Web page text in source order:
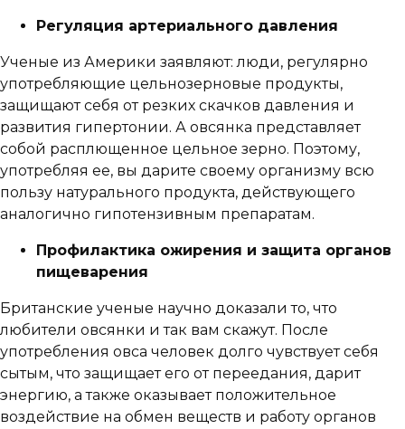
Регуляция артериального давления
Ученые из Америки заявляют: люди, регулярно
употребляющие цельнозерновые продукты,
защищают себя от резких скачков давления и
развития гипертонии. А овсянка представляет
собой расплющенное цельное зерно. Поэтому,
употребляя ее, вы дарите своему организму всю
пользу натурального продукта, действующего
аналогично гипотензивным препаратам.
Профилактика ожирения и защита органов
пищеварения
Британские ученые научно доказали то, что
любители овсянки и так вам скажут. После
употребления овса человек долго чувствует себя
сытым, что защищает его от переедания, дарит
энергию, а также оказывает положительное
воздействие на обмен веществ и работу органов